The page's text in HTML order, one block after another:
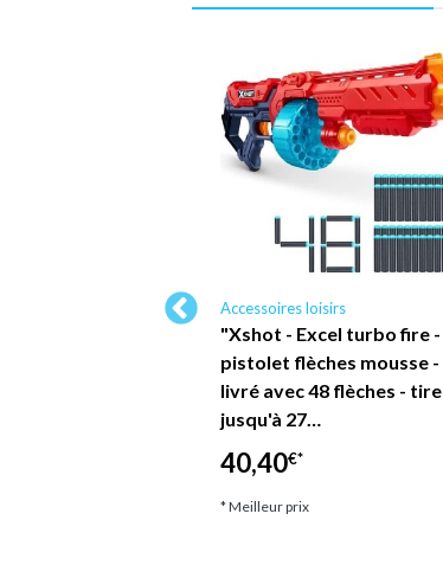
Accessoires loisirs
"Xshot - Excel turbo fire -
pistolet flèches mousse -
livré avec 48 flèches - tire
jusqu'à 27…
40,40€*
* Meilleur prix